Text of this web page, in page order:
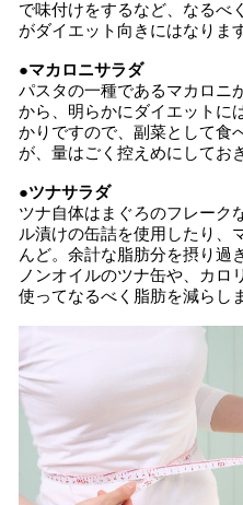
で味付けをするなど、なるべ
がダイエット向きにはなりま
●マカロニサラダ
パスタの一種であるマカロニ
から、明らかにダイエットに
かりですので、副菜として食
が、量はごく控えめにしてお
●ツナサラダ
ツナ自体はまぐろのフレーク
ル漬けの缶詰を使用したり、
んど。余計な脂肪分を摂り過
ノンオイルのツナ缶や、カロ
使ってなるべく脂肪を減らし